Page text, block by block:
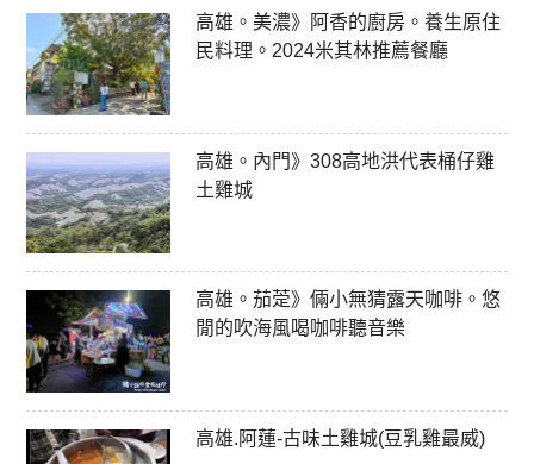
高雄。美濃》阿香的廚房。養生原住
民料理。2024米其林推薦餐廳
高雄。內門》308高地洪代表桶仔雞
土雞城
高雄。茄萣》倆小無猜露天咖啡。悠
閒的吹海風喝咖啡聽音樂
高雄.阿蓮-古味土雞城(豆乳雞最威)